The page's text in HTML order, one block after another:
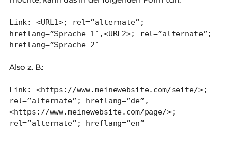
Link: <URL1>; rel=”alternate”;
hreflang=”Sprache 1″,<URL2>; rel=”alternate”;
hreflang=”Sprache 2″
Also z. B.:
Link: <https://www.meinewebsite.com/seite/>;
rel=”alternate”; hreflang=”de”,
<https://www.meinewebsite.com/page/>;
rel=”alternate”; hreflang=”en”